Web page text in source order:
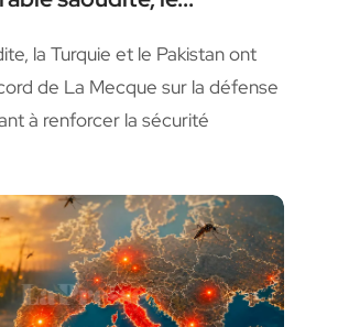
la Turquie et le Pakistan ont
de La Mecque sur la défense
à renforcer la sécurité